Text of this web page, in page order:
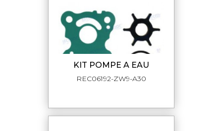
KIT POMPE A EAU
REC06192-ZW9-A30